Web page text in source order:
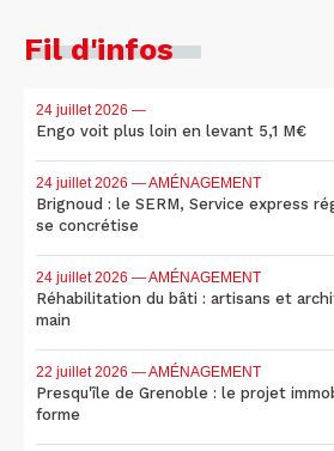
Fil d'infos
24 juillet 2026 —
Engo voit plus loin en levant 5,1 M€
24 juillet 2026 — AMÉNAGEMENT
Brignoud : le SERM, Service express
se concrétise
24 juillet 2026 — AMÉNAGEMENT
Réhabilitation du bâti : artisans et
main
22 juillet 2026 — AMÉNAGEMENT
Presqu'île de Grenoble : le projet
forme